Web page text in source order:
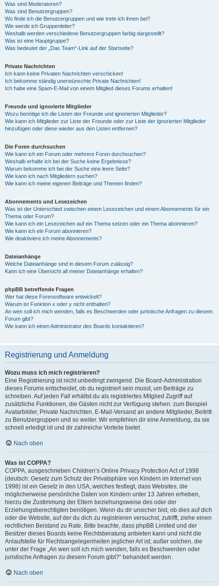
Was sind Moderatoren?
Was sind Benutzergruppen?
Wo finde ich die Benutzergruppen und wie trete ich ihnen bei?
Wie werde ich Gruppenleiter?
Weshalb werden verschiedene Benutzergruppen farbig dargestellt?
Was ist eine Hauptgruppe?
Was bedeutet der „Das Team“-Link auf der Startseite?
Private Nachrichten
Ich kann keine Privaten Nachrichten verschicken!
Ich bekomme ständig unerwünschte Private Nachrichten!
Ich habe eine Spam-E-Mail von einem Mitglied dieses Forums erhalten!
Freunde und ignorierte Mitglieder
Wozu benötige ich die Listen der Freunde und ignorierten Mitglieder?
Wie kann ich Mitglieder zur Liste der Freunde oder zur Liste der ignorierten Mitglieder
hinzufügen oder diese wieder aus den Listen entfernen?
Die Foren durchsuchen
Wie kann ich ein Forum oder mehrere Foren durchsuchen?
Weshalb erhalte ich bei der Suche keine Ergebnisse?
Warum bekomme ich bei der Suche eine leere Seite?
Wie kann ich nach Mitgliedern suchen?
Wie kann ich meine eigenen Beiträge und Themen finden?
Abonnements und Lesezeichen
Was ist der Unterschied zwischen einem Lesezeichen und einem Abonnements für ein
Thema oder Forum?
Wie kann ich ein Lesezeichen auf ein Thema setzen oder ein Thema abonnieren?
Wie kann ich ein Forum abonnieren?
Wie deaktiviere ich meine Abonnements?
Dateianhänge
Welche Dateianhänge sind in diesem Forum zulässig?
Kann ich eine Übersicht all meiner Dateianhänge erhalten?
phpBB betreffende Fragen
Wer hat diese Forensoftware entwickelt?
Warum ist Funktion x oder y nicht enthalten?
An wen soll ich mich wenden, falls es Beschwerden oder juristische Anfragen zu diesem
Forum gibt?
Wie kann ich einen Administrator des Boards kontaktieren?
Registrierung und Anmeldung
Wozu muss ich mich registrieren?
Eine Registrierung ist nicht unbedingt zwingend. Die Board-Administration
dieses Forums entscheidet, ob du registriert sein musst, um Beiträge zu
schreiben. Auf jeden Fall erhältst du als registriertes Mitglied Zugriff auf
zusätzliche Funktionen, die Gästen nicht zur Verfügung stehen: zum Beispiel
Avatarbilder, Private Nachrichten, E-Mail-Versand an andere Mitglieder, Beitritt
zu Benutzergruppen und so weiter. Wir empfehlen dir eine Anmeldung, da sie
schnell erledigt ist und dir zahlreiche Vorteile bietet.
Nach oben
Was ist COPPA?
COPPA, ausgeschrieben Children’s Online Privacy Protection Act of 1998
(deutsch: Gesetz zum Schutz der Privatsphäre von Kindern im Internet von
1998) ist ein Gesetz in den USA, welches festlegt, dass Websites, die
möglicherweise persönliche Daten von Kindern unter 13 Jahren erheben,
hierzu die Zustimmung der Eltern beziehungsweise des oder der
Erziehungsberechtigten benötigen. Wenn du dir unsicher bist, ob dies auf dich
oder die Website, auf der du dich zu registrieren versuchst, zutrifft, ziehe einen
rechtlichen Beistand zu Rate. Bitte beachte, dass phpBB Limited und der
Besitzer dieses Boards keine Rechtsberatung anbieten kann und nicht die
Anlaufstelle für Rechtsangelegenheiten jeglicher Art ist; außer solchen, die
unter der Frage „An wen soll ich mich wenden, falls es Beschwerden oder
juristische Anfragen zu diesem Forum gibt?“ behandelt werden.
Nach oben